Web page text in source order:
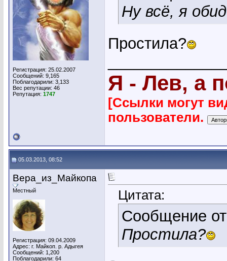
Регистрация: 25.02.2007
Сообщений: 9,165
Поблагодарили: 3,133
Вес репутации: 46
Репутация: 1747
Ну всё, я
Простила?
Я - Лев, а
[Ссылки могут
пользователи.
05.03.2013, 08:52
Вера_из_Майкопа
Местный
Регистрация: 09.04.2009
Адрес: г. Майкоп. р. Адыгея
Сообщений: 1,200
Поблагодарили: 64
Цитата:
Сообщение
Простила?